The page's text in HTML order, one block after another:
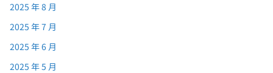
2025 年 8 月
2025 年 7 月
2025 年 6 月
2025 年 5 月